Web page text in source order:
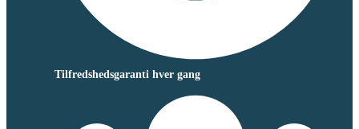
Tilfredshedsgaranti hver gang